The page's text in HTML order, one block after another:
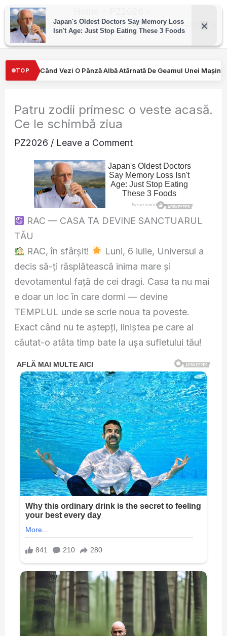
Skip
content
Patru zodii primesc o veste acasă. Ce le schimbă
ziua
TOP
Albă Atârnată De Geamul Unei Mașini. Semnalul… Turiştilor nu
Patru zodii primesc o veste acasă.
Ce le schimbă ziua
PZ2026 / Leave a Comment
RAC — CASA TA DEVINE SANCTUARUL
TĂU
RAC, în sfârșit!
Luni, 6 iulie, Universul a
decis să-ți răsplătească inima mare și
devotamentul față de cei dragi. Casa ta nu mai
e doar un loc în care dormi — devine
TEMPLUL unde se scrie noua ta poveste.
Exact când nu te aștepți, liniștea pe care ai
căutat-o atâta timp bate la ușa sufletului tău!